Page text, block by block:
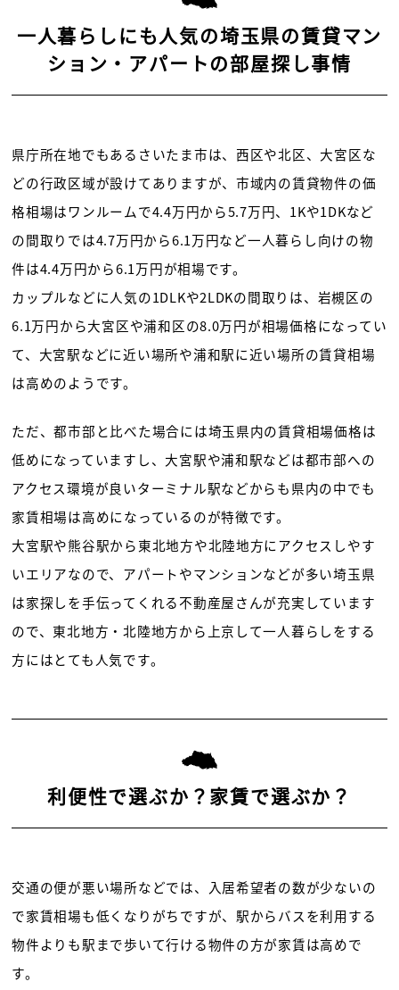
一人暮らしにも人気の埼玉県の賃貸マン
ション・アパートの部屋探し事情
県庁所在地でもあるさいたま市は、西区や北区、大宮区な
どの行政区域が設けてありますが、市域内の賃貸物件の価
格相場はワンルームで4.4万円から5.7万円、1Kや1DKなど
の間取りでは4.7万円から6.1万円など一人暮らし向けの物
件は4.4万円から6.1万円が相場です。
カップルなどに人気の1DLKや2LDKの間取りは、岩槻区の
6.1万円から大宮区や浦和区の8.0万円が相場価格になってい
て、大宮駅などに近い場所や浦和駅に近い場所の賃貸相場
は高めのようです。
ただ、都市部と比べた場合には埼玉県内の賃貸相場価格は
低めになっていますし、大宮駅や浦和駅などは都市部への
アクセス環境が良いターミナル駅などからも県内の中でも
家賃相場は高めになっているのが特徴です。
大宮駅や熊谷駅から東北地方や北陸地方にアクセスしやす
いエリアなので、アパートやマンションなどが多い埼玉県
は家探しを手伝ってくれる不動産屋さんが充実しています
ので、東北地方・北陸地方から上京して一人暮らしをする
方にはとても人気です。
利便性で選ぶか？家賃で選ぶか？
交通の便が悪い場所などでは、入居希望者の数が少ないの
で家賃相場も低くなりがちですが、駅からバスを利用する
物件よりも駅まで歩いて行ける物件の方が家賃は高めで
す。